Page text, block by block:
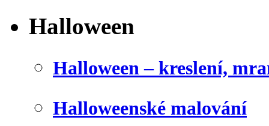
Halloween
Halloween – kreslení,
Halloweenské malování